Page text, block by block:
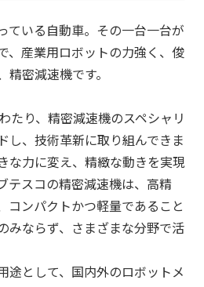
ている自動車。その一台一台が
、産業用ロボットの力強く、俊
密減速機です。
たり、精密減速機のスペシャリ
し、技術革新に取り組んできま
な力に変え、精緻な動きを実現
テスコの精密減速機は、高精
コンパクトかつ軽量であること
みならず、さまざまな分野で活
途として、国内外のロボットメ